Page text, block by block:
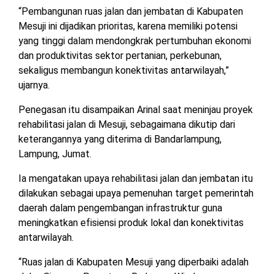
UTARA
MESUJI
PESISIR
BARAT
TULANG
BAWANG
TULANG
BARAT
WAYKANAN
DPRD
LAMBAR
DPRD
LAMTIM
LAMPUNG
UTARA
DPRD
MESUJI
DPRD
PESISIR
BARAT
TULANG
BAWANG
“Pembangunan ruas jalan dan jembatan di Kabupaten
Mesuji ini dijadikan prioritas, karena memiliki potensi
yang tinggi dalam mendongkrak pertumbuhan ekonomi
dan produktivitas sektor pertanian, perkebunan,
sekaligus membangun konektivitas antarwilayah,”
ujarnya.
Penegasan itu disampaikan Arinal saat meninjau proyek
rehabilitasi jalan di Mesuji, sebagaimana dikutip dari
keterangannya yang diterima di Bandarlampung,
Lampung, Jumat.
Ia mengatakan upaya rehabilitasi jalan dan jembatan itu
dilakukan sebagai upaya pemenuhan target pemerintah
daerah dalam pengembangan infrastruktur guna
meningkatkan efisiensi produk lokal dan konektivitas
antarwilayah.
“Ruas jalan di Kabupaten Mesuji yang diperbaiki adalah